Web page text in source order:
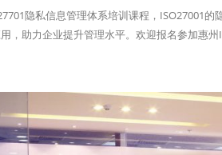
隐私信息管理体系培训课程，ISO27001
，助力企业提升管理水平。欢迎报名参加惠